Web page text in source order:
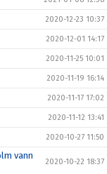
2020-12-23 10:37
2020-12-01 14:17
2020-11-25 10:01
2020-11-19 16:14
2020-11-17 17:02
2020-11-12 13:41
2020-10-27 11:50
vann
2020-10-22 18:37